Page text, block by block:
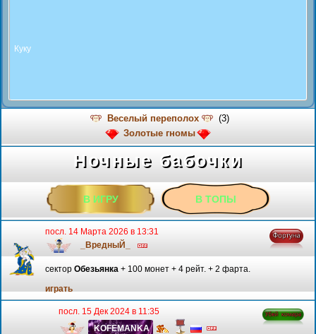
Куку
Веселый переполох
(3)
Золотые гномы
Ночные бабочки
В ИГРУ В ТОПЫ
посл. 14 Марта 2026 в 13:31
_ВредныЙ_
сектор Обезьянка + 100 монет + 4 рейт. + 2 фарта.
играть
посл. 15 Дек 2024 в 11:35
KOFEMANKA